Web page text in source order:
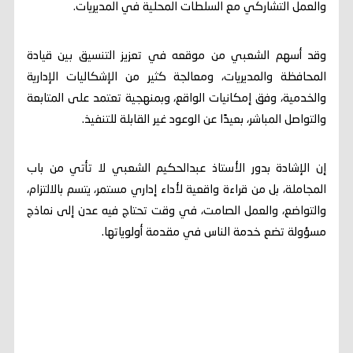
والعمل التشاركي مع السلطات المحلية في المديريات.
وقد أسهم الشعبي من موقعه في تعزيز التنسيق بين قيادة
المحافظة والمديريات، ومعالجة كثير من الإشكاليات الإدارية
والخدمية، وفق إمكانيات الواقع، وبمنهجية تعتمد على المتابعة
والتواصل المباشر، بعيدًا عن الوعود غير القابلة للتنفيذ.
إن الإشادة بدور الأستاذ عبدالحكيم الشعبي لا تأتي من باب
المجاملة، بل من قراءة واقعية لأداء إداري مستمر، يتسم بالالتزام،
والتواضع، والعمل الصامت، في وقت تحتاج فيه عدن إلى نماذج
مسؤولة تضع خدمة الناس في مقدمة أولوياتها.